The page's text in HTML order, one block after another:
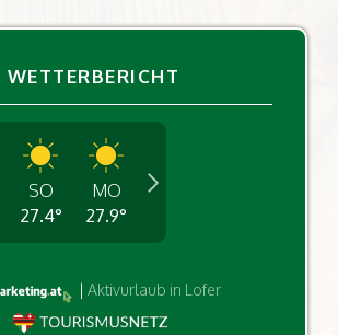
WETTERBERICHT
SO
27.4°
MO
27.9°
| Aktivurlaub in Lofer